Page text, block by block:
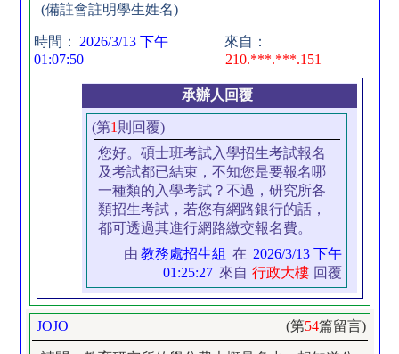
(備註會註明學生姓名)
時間：
2026/3/13 下午
01:07:50
來自：
210.***.***.151
承辦人回覆
(第1 則回覆)
您好。碩士班考試入學招生考試報名
及考試都已結束，不知您是要報名哪
一種類的入學考試？不過，研究所各
類招生考試，若您有網路銀行的話，
都可透過其進行網路繳交報名費。
由 教務處招生組 在 2026/3/13 下午
01:25:27 來自 行政大樓 回覆
JOJO (第54篇留言)